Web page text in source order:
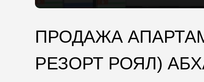
ПРОДАЖА
РЕЗОРТ РОЯЛ)